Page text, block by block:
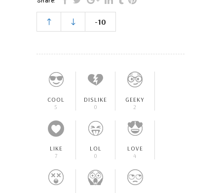
-10
COOL
5
DISLIKE
0
GEEKY
2
LIKE
7
LOL
0
LOVE
4